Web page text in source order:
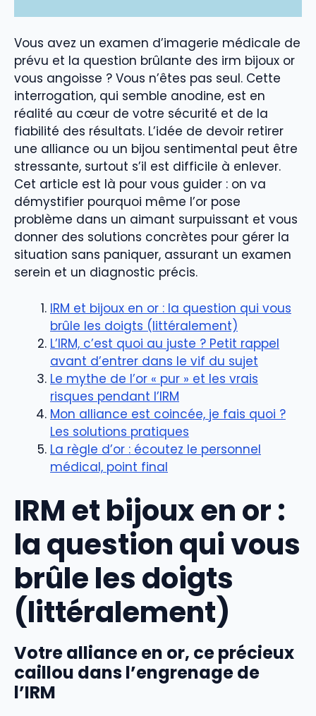
Vous avez un examen d’imagerie médicale de
prévu et la question brûlante des irm bijoux or
vous angoisse ? Vous n’êtes pas seul. Cette
interrogation, qui semble anodine, est en
réalité au cœur de votre sécurité et de la
fiabilité des résultats. L’idée de devoir retirer
une alliance ou un bijou sentimental peut être
stressante, surtout s’il est difficile à enlever.
Cet article est là pour vous guider : on va
démystifier pourquoi même l’or pose
problème dans un aimant surpuissant et vous
donner des solutions concrètes pour gérer la
situation sans paniquer, assurant un examen
serein et un diagnostic précis.
IRM et bijoux en or : la question qui vous
brûle les doigts (littéralement)
L’IRM, c’est quoi au juste ? Petit rappel
avant d’entrer dans le vif du sujet
Le mythe de l’or « pur » et les vrais
risques pendant l’IRM
Mon alliance est coincée, je fais quoi ?
Les solutions pratiques
La règle d’or : écoutez le personnel
médical, point final
IRM et bijoux en or :
la question qui vous
brûle les doigts
(littéralement)
Votre alliance en or, ce précieux
caillou dans l’engrenage de
l’IRM